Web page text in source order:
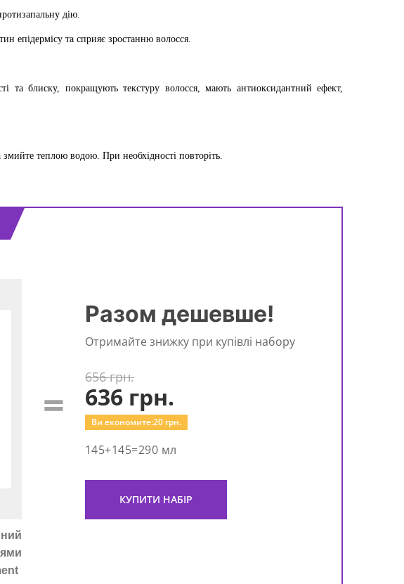
дію.
епідермісу та сприяє зростанню волосся.
та блиску, покращують текстуру волосся, мають антиоксидантний ефект,
теплою водою. При необхідності повторіть.
=
Разом дешевше!
Отримайте знижку при купівлі набору
656 грн.
636 грн.
Ви економите:20 грн.
145+145=290 мл
КУПИТИ НАБІР